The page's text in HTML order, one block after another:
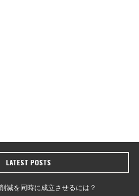
LATEST POSTS
減を同時に成立させるには？